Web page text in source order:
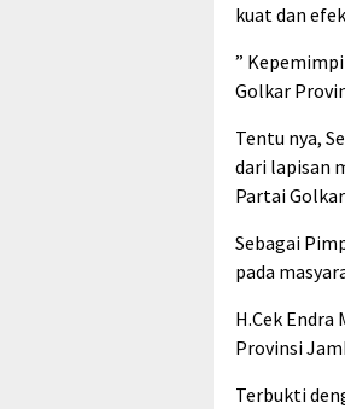
kuat dan
”
Golkar
Tentu nya,
dari lapisan
Partai
Sebagai
pada
H.Cek
Provinsi
Terbukti